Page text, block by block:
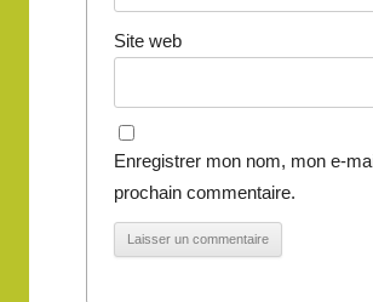
Site web
Enregistrer mon nom, mon e-
prochain commentaire.